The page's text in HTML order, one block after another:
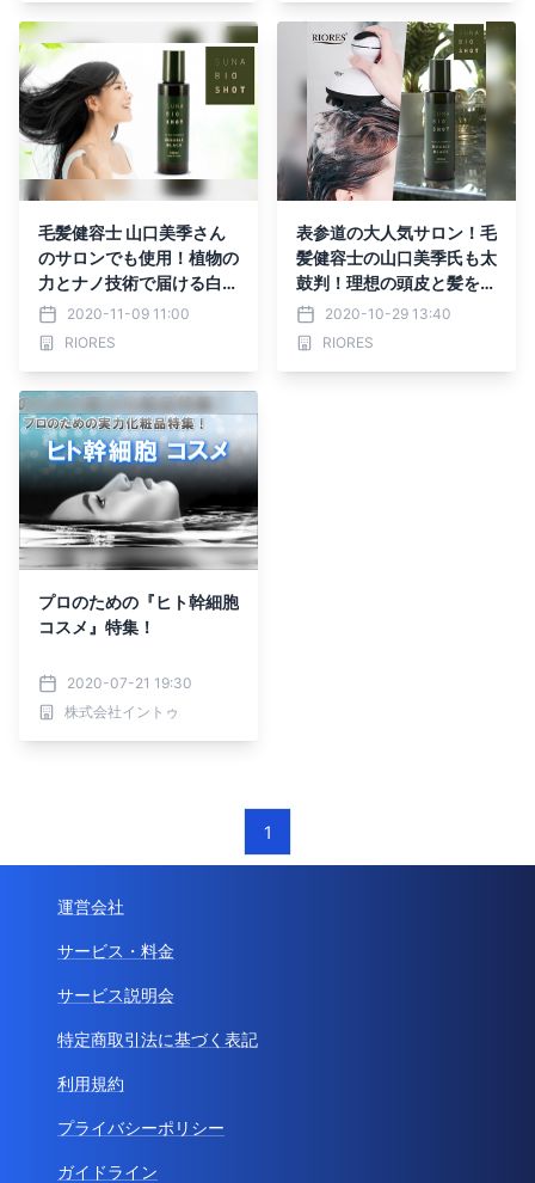
毛髪健容士 山口美季さん
のサロンでも使用！植物の
力とナノ技術で届ける白髪
ケアエッセンス
2020-11-09 11:00
RIORES
表参道の大人気サロン！毛
髪健容士の山口美季氏も太
鼓判！理想の頭皮と髪を実
現。2020-10-29 13:40
RIORES
プロのための『ヒト幹細胞
コスメ』特集！
2020-07-21 19:30
株式会社イントゥ
1
運営会社
サービス・料金
サービス説明会
特定商取引法に基づく表記
利用規約
プライバシーポリシー
ガイドライン